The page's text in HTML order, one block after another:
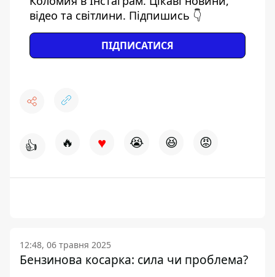
відео та світлини. Підпишись 👇
ПІДПИСАТИСЯ
👍 🔥 ♥ 😭 😆 😡
12:48, 06 травня 2025
Бензинова косарка: сила чи проблема?